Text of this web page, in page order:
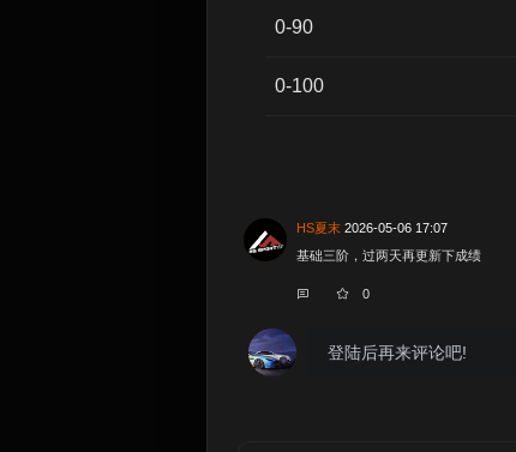
0-90
0-100
HS夏末 2026-05-06 17:07
基础三阶，过两天再更新下成绩
0